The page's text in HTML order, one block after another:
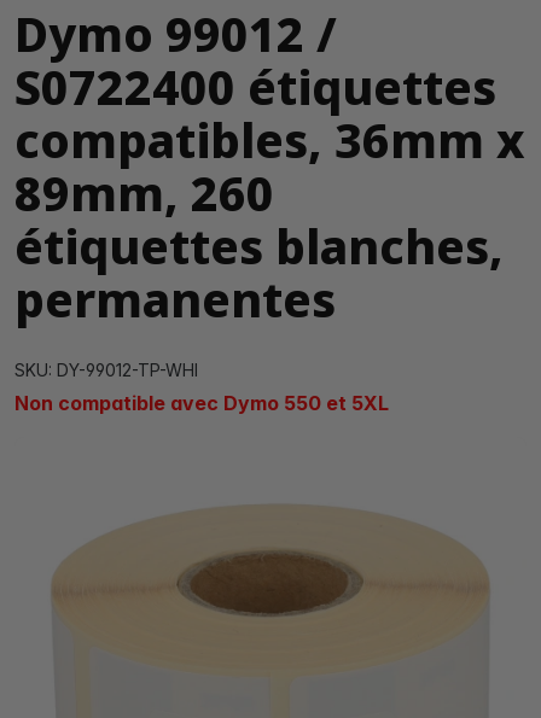
Dymo 99012 /
S0722400 étiquettes
compatibles, 36mm x
89mm, 260
étiquettes blanches,
permanentes
SKU: DY-99012-TP-WHI
Non compatible avec Dymo 550 et 5XL